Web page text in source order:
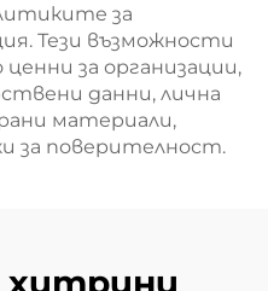
за
Тези възможности
за организации,
данни, лична
материали,
за поверителност.